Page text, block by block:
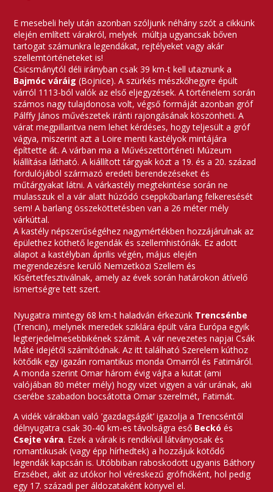
E mesebeli hely után azonban szóljunk néhány szót a cikkünk
elején említett várakról, melyek múltja ugyancsak bőven
tartogat számunkra legendákat, rejtélyeket vagy akár
szellemtörténeteket is!
Csicsmánytól déli irányban csak 39 km-t kell utaznunk a
Bajmóc váráig (Bojnice). A szürkés mészkőhegyre épült
várról 1113-ból valók az első eljegyzések. A történelem során
számos nagy tulajdonosa volt, végső formáját azonban gróf
Pálffy János művészetek iránti rajongásának köszönheti. A
várat megpillantva nem lehet kérdéses, hogy teljesült a gróf
vágya, miszerint azt a Loire menti kastélyok mintájára
építtette át. A várban ma a Művészettörténeti Múzeum
kiállítása látható. A kiállított tárgyak közt a 19. és a 20. század
fordulójából származó eredeti berendezéseket és
műtárgyakat látni. A várkastély megtekintése során ne
mulasszuk el a vár alatt húzódó cseppkőbarlang felkeresését
sem! A barlang összeköttetésben van a 26 méter mély
várkúttal.
A kastély népszerűségéhez nagymértékben hozzájárulnak az
épülethez köthető legendák és szellemhistóriák. Ez adott
alapot a kastélyban április végén, május elején
megrendezésre kerülő Nemzetközi Szellem és
Kísértetfesztiválnak, amely az évek során határokon átívelő
ismertségre tett szert.
Nyugatra mintegy 68 km-t haladván érkezünk Trencsénbe
(Trencin), melynek meredek sziklára épült vára Európa egyik
legterjedelmesebbikének számít. A vár nevezetes napjai Csák
Máté idejétől számítódnak. Az itt található Szerelem kúthoz
kötődik egy igazán romantikus monda Omarról és Fatimáról.
A monda szerint Omar három évig vájta a kutat (ami
valójában 80 méter mély) hogy vizet vigyen a vár urának, aki
cserébe szabadon bocsátotta Omar szerelmét, Fatimát.
A vidék várakban való ’gazdagságát’ igazolja a Trencséntől
délnyugatra csak 30-40 km-es távolságra eső Beckó és
Csejte vára. Ezek a várak is rendkívül látványosak és
romantikusak (vagy épp hírhedtek) a hozzájuk kötődő
legendák kapcsán is. Utóbbiban raboskodott ugyanis Báthory
Erzsébet, akit az utókor hol véreskezű grófnőként, hol pedig
egy 17. századi per áldozataként könyvel el.